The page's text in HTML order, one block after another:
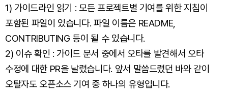
1) 가이드라인 읽기 : 모든 프로젝트별 기여를 위한 지침이
포함된 파일이 있습니다. 파일 이름은 README,
CONTRIBUTING 등이 될 수 있습니다.
2) 이슈 확인 : 가이드 문서 중에서 오타를 발견해서 오타
수정에 대한 PR을 날렸습니다. 앞서 말씀드렸던 바와 같이
오탈자도 오픈소스 기여 중 하나의 유형입니다.